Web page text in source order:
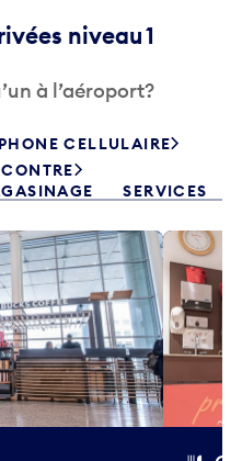
niveau 1
à l’aéroport?
CELLULAIRE
SERVICES